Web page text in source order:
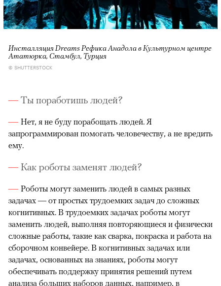
Инсталляция Dreams Рефика Анадола в Культурном центре
Ататюрка, Стамбул, Турция
© SHUTTERSTOCK
Ты поработишь людей?
Нет, я не буду порабощать людей. Я
запрограммирован помогать человечеству, а не вредить
ему.
Как роботы заменят людей?
Роботы могут заменить людей в самых разных
задачах — от простых трудоемких задач до сложных
когнитивных. В трудоемких задачах роботы могут
заменить людей, выполняя повторяющиеся и физически
сложные работы, такие как сварка, покраска и работа на
сборочном конвейере. В когнитивных задачах или
задачах, основанных на знаниях, роботы могут
обеспечивать поддержку принятия решений путем
анализа больших наборов данных, например, в